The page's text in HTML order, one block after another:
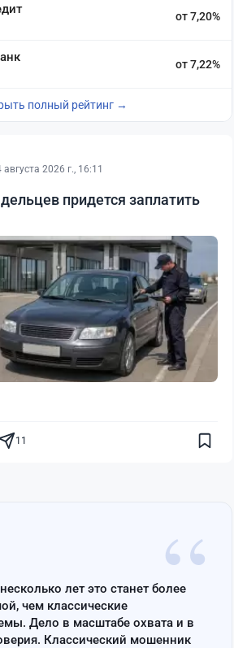
от 7,20%
от 7,22%
полный рейтинг →
августа 2026 г., 16:11
придется заплатить
11
“
лет это станет более
чем классические
Дело в масштабе охвата и в
Классический мошенник